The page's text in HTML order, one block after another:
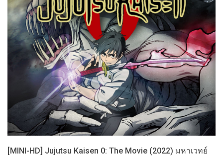
[MINI-HD] Jujutsu Kaisen 0: The Movie (2022) มหาเวทย์